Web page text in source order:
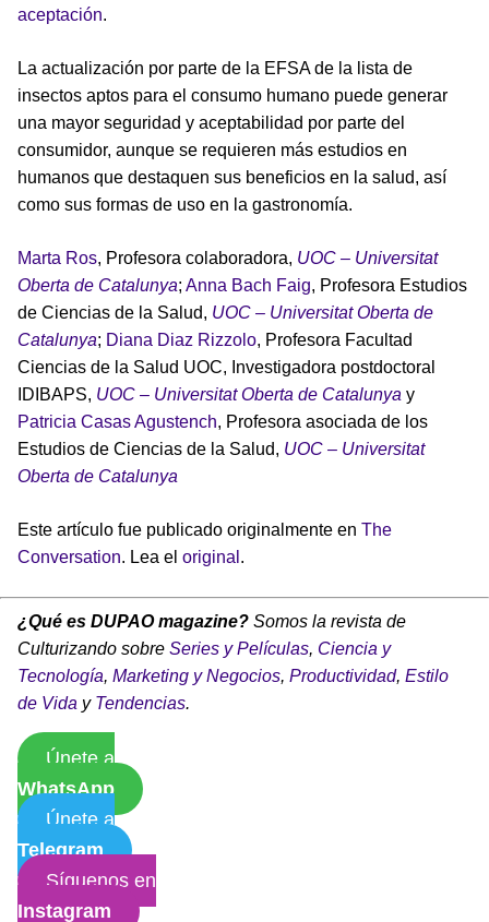
aceptación.
La actualización por parte de la EFSA de la lista de
insectos aptos para el consumo humano puede generar
una mayor seguridad y aceptabilidad por parte del
consumidor, aunque se requieren más estudios en
humanos que destaquen sus beneficios en la salud, así
como sus formas de uso en la gastronomía.
Marta Ros, Profesora colaboradora, UOC – Universitat
Oberta de Catalunya; Anna Bach Faig, Profesora Estudios
de Ciencias de la Salud, UOC – Universitat Oberta de
Catalunya; Diana Diaz Rizzolo, Profesora Facultad
Ciencias de la Salud UOC, Investigadora postdoctoral
IDIBAPS, UOC – Universitat Oberta de Catalunya y
Patricia Casas Agustench, Profesora asociada de los
Estudios de Ciencias de la Salud, UOC – Universitat
Oberta de Catalunya
Este artículo fue publicado originalmente en The
Conversation. Lea el original .
¿Qué es DUPAO magazine? Somos la revista de
Culturizando sobre Series y Películas, Ciencia y
Tecnología, Marketing y Negocios, Productividad, Estilo
de Vida y Tendencias.
Únete a
WhatsApp
Únete a
Telegram
Síguenos en
Instagram